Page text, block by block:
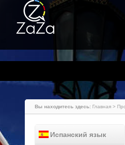
Вы находитесь здесь: Главная >
Испанский язык